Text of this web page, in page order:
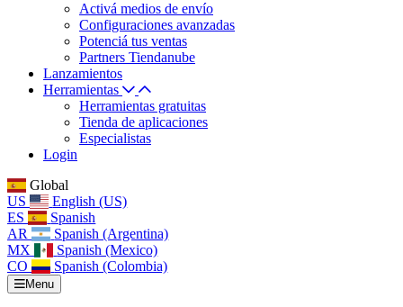
Activá medios de envío
Configuraciones avanzadas
Potenciá tus ventas
Partners Tiendanube
Lanzamientos
Herramientas
Herramientas gratuitas
Tienda de aplicaciones
Especialistas
Login
Global
US
English (US)
ES
Spanish
AR
Spanish (Argentina)
MX
Spanish (Mexico)
CO
Spanish (Colombia)
Menu